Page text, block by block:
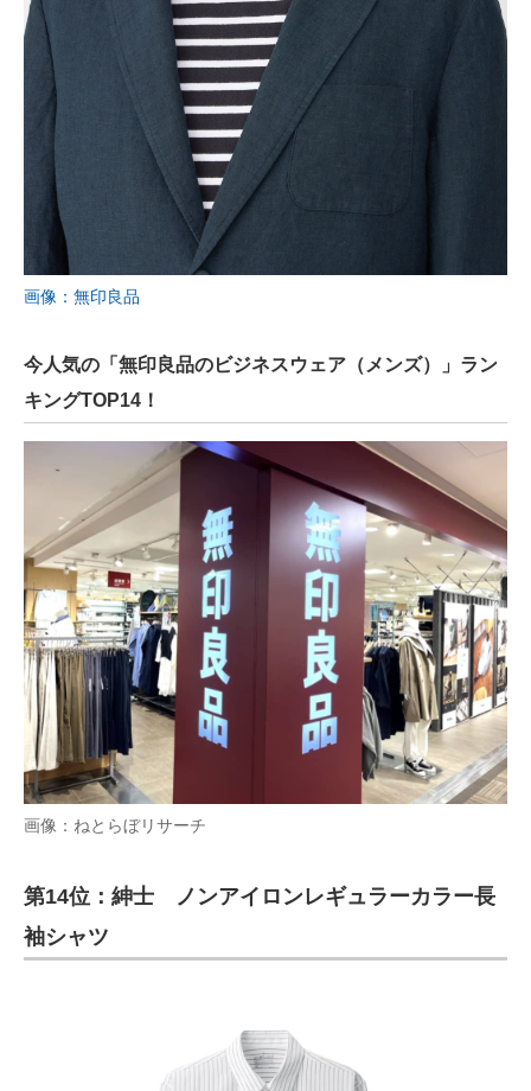
画像：無印良品
今人気の「無印良品のビジネスウェア（メンズ）」ラン
キングTOP14！
画像：ねとらぼリサーチ
第14位：紳士 ノンアイロンレギュラーカラー長
袖シャツ